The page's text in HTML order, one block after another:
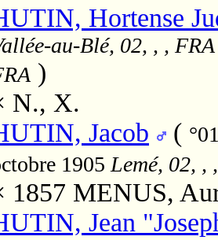
Hortense
au-Blé, 02, , , FRA
)
N., X.
Jacob
(
1905 Lemé, 02, ,
1857 MENUS,
Jean